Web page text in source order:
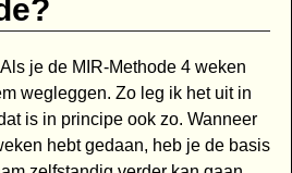
Als je de MIR-Methode 4 weken
wegleggen. Zo leg ik het uit in
is in principe ook zo. Wanneer
hebt gedaan, heb je de basis